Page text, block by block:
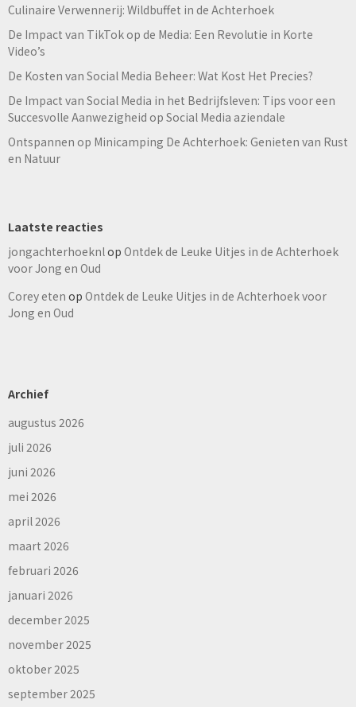
Culinaire Verwennerij: Wildbuffet in de Achterhoek
De Impact van TikTok op de Media: Een Revolutie in Korte
Video’s
De Kosten van Social Media Beheer: Wat Kost Het Precies?
De Impact van Social Media in het Bedrijfsleven: Tips voor een
Succesvolle Aanwezigheid op Social Media aziendale
Ontspannen op Minicamping De Achterhoek: Genieten van Rust
en Natuur
Laatste reacties
jongachterhoeknlop Ontdek de Leuke Uitjes in de Achterhoek
voor Jong en Oud
Corey eten op Ontdek de Leuke Uitjes in de Achterhoek voor
Jong en Oud
Archief
augustus 2026
juli 2026
juni 2026
mei 2026
april 2026
maart 2026
februari 2026
januari 2026
december 2025
november 2025
oktober 2025
september 2025